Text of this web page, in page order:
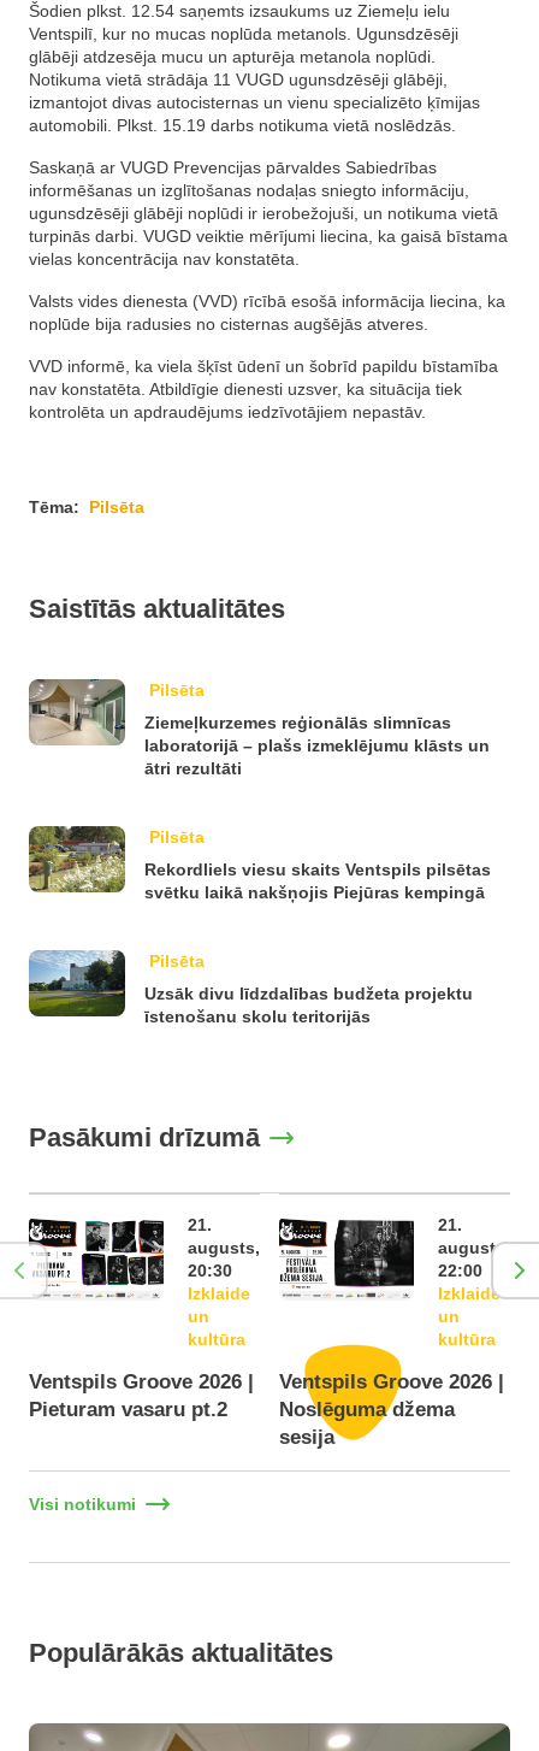
Šodien plkst. 12.54 saņemts izsaukums uz Ziemeļu ielu
Ventspilī, kur no mucas noplūda metanols. Ugunsdzēsēji
glābēji atdzesēja mucu un apturēja metanola noplūdi.
Notikuma vietā strādāja 11 VUGD ugunsdzēsēji glābēji,
izmantojot divas autocisternas un vienu specializēto ķīmijas
automobili. Plkst. 15.19 darbs notikuma vietā noslēdzās.
Saskaņā ar VUGD Prevencijas pārvaldes Sabiedrības
informēšanas un izglītošanas nodaļas sniegto informāciju,
ugunsdzēsēji glābēji noplūdi ir ierobežojuši, un notikuma vietā
turpinās darbi. VUGD veiktie mērījumi liecina, ka gaisā bīstama
vielas koncentrācija nav konstatēta.
Valsts vides dienesta (VVD) rīcībā esošā informācija liecina, ka
noplūde bija radusies no cisternas augšējās atveres.
VVD informē, ka viela šķīst ūdenī un šobrīd papildu bīstamība
nav konstatēta. Atbildīgie dienesti uzsver, ka situācija tiek
kontrolēta un apdraudējums iedzīvotājiem nepastāv.
Tēma: Pilsēta
Saistītās aktualitātes
Pilsēta
Ziemeļkurzemes reģionālās slimnīcas
laboratorijā – plašs izmeklējumu klāsts un
ātri rezultāti
Pilsēta
Rekordliels viesu skaits Ventspils pilsētas
svētku laikā nakšņojis Piejūras kempingā
Pilsēta
Uzsāk divu līdzdalības budžeta projektu
īstenošanu skolu teritorijās
Pasākumi drīzumā
21.
augusts,
20:30
Izklaide
un
kultūra
Ventspils Groove 2026 |
Pieturam vasaru pt.2
21.
augusts,
22:00
Izklaide
un
kultūra
Ventspils Groove 2026 |
Noslēguma džema
sesija
Visi notikumi
Populārākās aktualitātes